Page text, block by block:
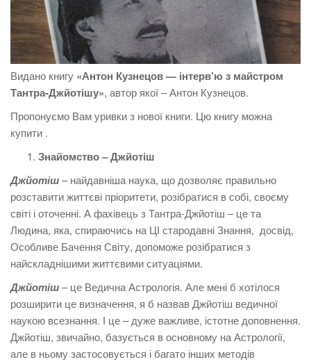
Видано книгу «Антон Кузнецов — інтерв’ю з майстром
Тантра-Джйотішу», автор якої – Антон Кузнецов.
Пропонуємо Вам уривки з нової книги. Цю книгу можна
купити .
Знайомство – Джйотіш
Джйотіш– найдавніша наука, що дозволяє правильно
розставити життєві пріоритети, розібратися в собі, своєму
світі і оточенні. А фахівець з Тантра-Джйотіш – це та
Людина, яка, спираючись на ЦІ стародавні Знання, досвід,
Особливе Бачення Світу, допоможе розібратися з
найскладнішими життєвими ситуаціями.
Джйотіш– це Ведична Астрологія. Але мені б хотілося
розширити це визначення, я б назвав Джйотіш ведичної
наукою всезнання. І це – дуже важливе, істотне доповнення.
Джйотіш, звичайно, базується в основному на Астрології,
але в ньому застосовується і багато інших методів